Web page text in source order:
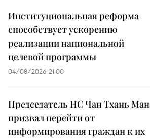
Институциональная реформа
способствует ускорению
реализации национальной
целевой программы
04/08/2026 21:00
Председатель НС Чан Тхань Ман
призвал перейти от
информирования граждан к их